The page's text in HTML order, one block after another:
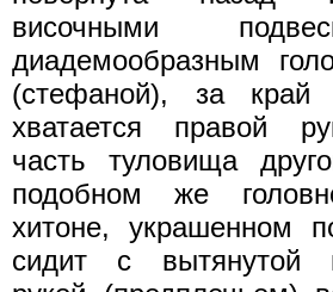
височными
диадемообразным
(стефаной), за край
хватается правой
часть туловища
подобном же
хитоне, украшенном
сидит с вытянутой